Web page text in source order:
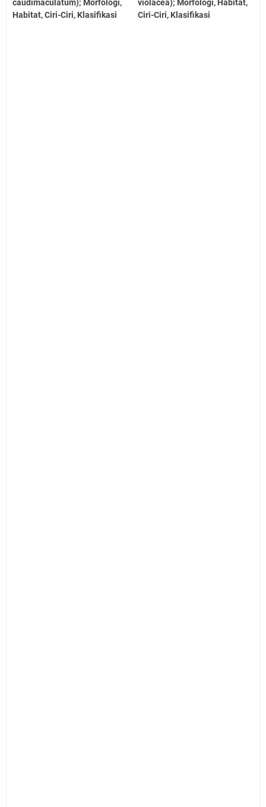
caudimaculatum); Morfologi,
Habitat, Ciri-Ciri, Klasifikasi
violacea); Morfologi, Habitat,
Ciri-Ciri, Klasifikasi